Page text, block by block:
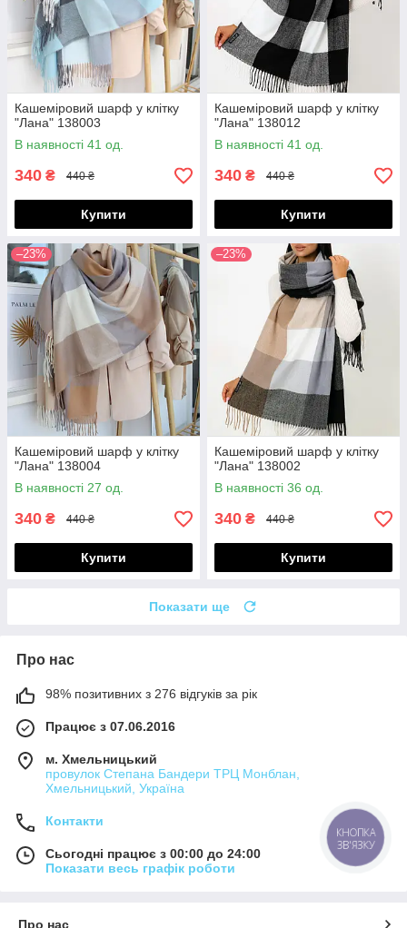
Кашеміровий шарф у клітку
"Лана" 138003
В наявності 41 од.
340 ₴ 440 ₴
Купити
Кашеміровий шарф у клітку
"Лана" 138012
В наявності 41 од.
340 ₴ 440 ₴
Купити
–23%
Кашеміровий шарф у клітку
"Лана" 138004
В наявності 27 од.
340 ₴ 440 ₴
Купити
–23%
Кашеміровий шарф у клітку
"Лана" 138002
В наявності 36 од.
340 ₴ 440 ₴
Купити
Показати ще
Про нас
98% позитивних з 276 відгуків за рік
Працює з 07.06.2016
м. Хмельницький
провулок Степана Бандери ТРЦ Монблан,
Хмельницький, Україна
Контакти
Сьогодні працює з 00:00 до 24:00
Показати весь графік роботи
Про нас
КНОПКА
ЗВ'ЯЗКУ